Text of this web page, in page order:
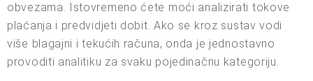
obvezama. Istovremeno ćete moći analizirati tokove
plaćanja i predvidjeti dobit. Ako se kroz sustav vodi
više blagajni i tekućih računa, onda je jednostavno
provoditi analitiku za svaku pojedinačnu kategoriju.